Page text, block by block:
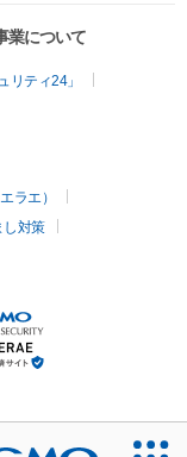
業について
リティ24」
ラエ）
し対策